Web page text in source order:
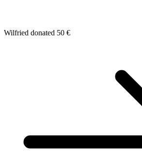
Wilfried donated 50 €